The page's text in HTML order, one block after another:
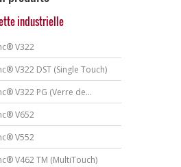
industrielle
V322
V322 DST (Single Touch)
V322 PG (Verre de...
V652
V552
V462 TM (MultiTouch)